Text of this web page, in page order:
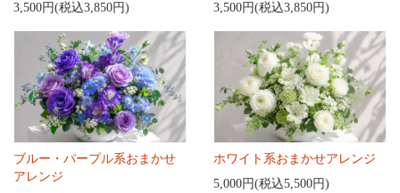
3,500円(税込3,850円)
3,500円(税込3,850円)
ブルー・パープル系おまかせ
アレンジ
ホワイト系おまかせアレンジ
5,000円(税込5,500円)